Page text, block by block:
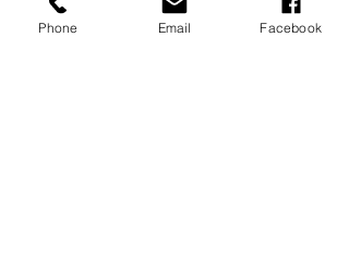
Phone Email Facebook